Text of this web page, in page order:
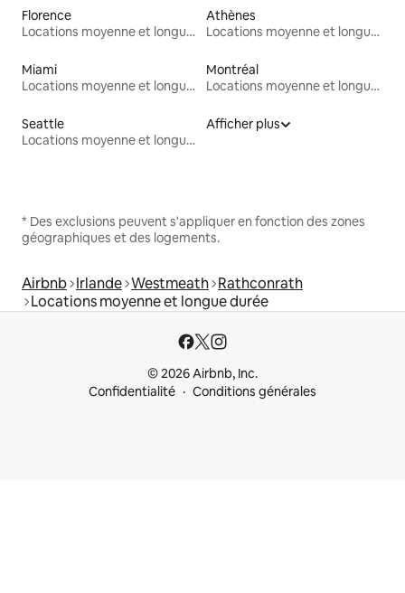
Florence
Locations moyenne et longue durée
Athènes
Locations moyenne et longue durée
Miami
Locations moyenne et longue durée
Montréal
Locations moyenne et longue durée
Seattle
Locations moyenne et longue durée
Afficher plus
* Des exclusions peuvent s'appliquer en fonction des zones
géographiques et des logements.
Airbnb Irlande Westmeath Rathconrath
Locations moyenne et longue durée
© 2026 Airbnb, Inc.
Confidentialité
Conditions générales